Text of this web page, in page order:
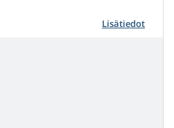
Lisätiedot